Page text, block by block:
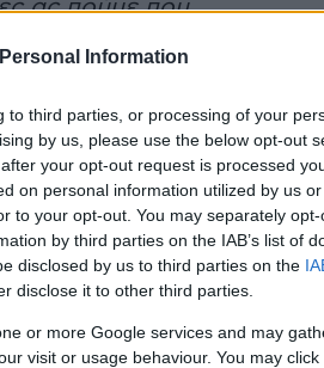
Information
to third parties, or processing of your
by us, please use the below opt-out
your opt-out request is processed
on personal information utilized by us
to your opt-out. You may separately
by third parties on the IAB’s list of
disclosed by us to third parties on the
disclose it to other third parties.
or more Google services and may
visit or usage behaviour. You may
ας πούμε που
πολύ συχνά τις βλέπω
με κανέναν από τους δύο;
άδικο ή το θέμα είναι
του είπε πως θα
για συνεργάτη
Ναταλίας Γερμανού.